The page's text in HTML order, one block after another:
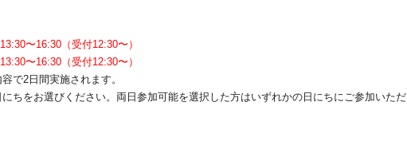
〜16:30（受付12:30〜）
〜16:30（受付12:30〜）
で2日間実施されます。
ちをお選びください。両日参加可能を選択した方はいずれかの日にちにご参加いただ